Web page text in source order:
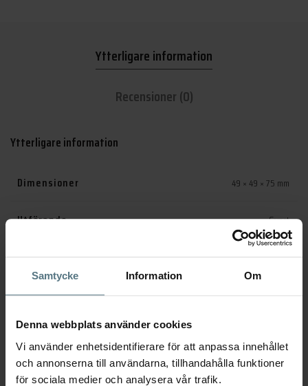
Samtycke Information Om
Denna webbplats använder cookies
Vi använder enhetsidentifierare för att anpassa innehållet
och annonserna till användarna, tillhandahålla funktioner
för sociala medier och analysera vår trafik.
Ytterligare information
Recensioner (0)
Ytterligare information
Dimensioner 49 × 49 × 75 mm
Utförande Svart
Finish Matt
Serie
Artikelnr: